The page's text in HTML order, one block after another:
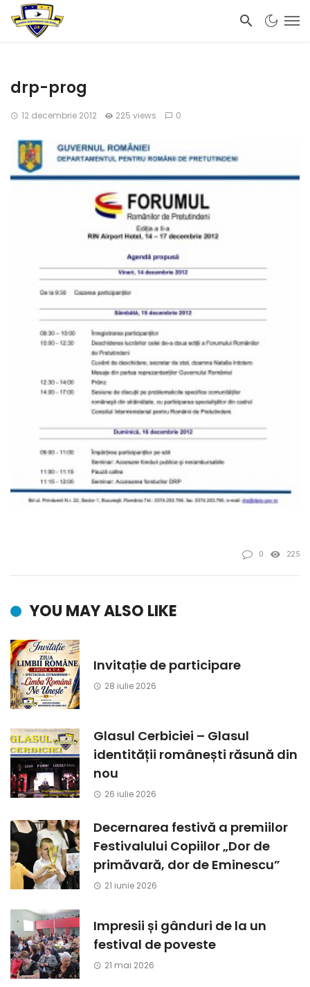
drp-prog
12 decembrie 2012 225 views 0
0 225
YOU MAY ALSO LIKE
Invitație de participare
28 iulie 2026
Glasul Cerbiciei – Glasul
identității românești răsună din
nou
26 iulie 2026
Decernarea festivă a premiilor
Festivalului Copiilor „Dor de
primăvară, dor de Eminescu”
21 iunie 2026
Impresii și gânduri de la un
festival de poveste
21 mai 2026